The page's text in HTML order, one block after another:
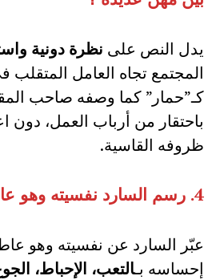
يدل النص على نظرة دونية
المجتمع تجاه العامل المتقلب
كـ”حمار” كما وصفه صاحب
باحتقار من أرباب العمل، دون
ظروفه القاسية.
4. رسم السارد نفسيته وهو
عبّر السارد عن نفسيته وهو
إحساسه بـالتعب، الإحباط،